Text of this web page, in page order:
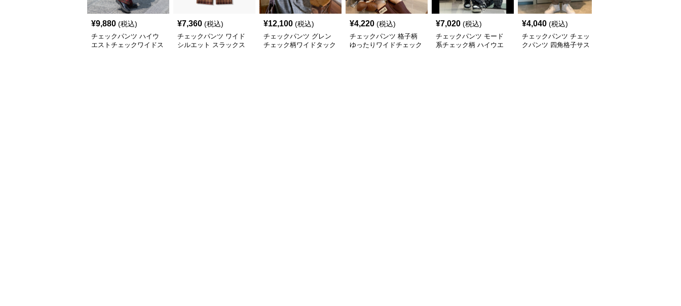
¥9,880 (税込)
チェックパンツ ハイウ
エストチェックワイドス
¥7,360 (税込)
チェックパンツ ワイド
シルエット スラックス
¥12,100 (税込)
チェックパンツ グレン
チェック柄ワイドタック
¥4,220 (税込)
チェックパンツ 格子柄
ゆったりワイドチェック
¥7,020 (税込)
チェックパンツ モード
系チェック柄 ハイウエ
¥4,040 (税込)
チェックパンツ チェッ
クパンツ 四角格子サス